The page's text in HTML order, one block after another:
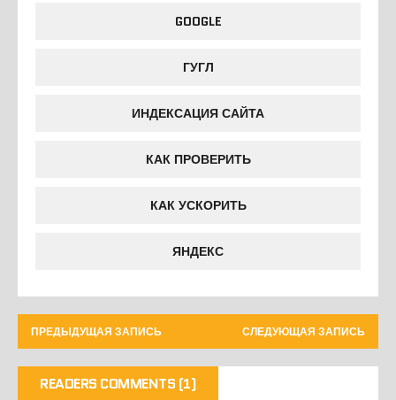
GOOGLE
ГУГЛ
ИНДЕКСАЦИЯ САЙТА
КАК ПРОВЕРИТЬ
КАК УСКОРИТЬ
ЯНДЕКС
ПРЕДЫДУЩАЯ ЗАПИСЬ СЛЕДУЮЩАЯ ЗАПИСЬ
READERS COMMENTS (1)